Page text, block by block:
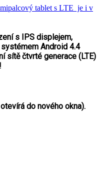
s IPS displejem,
Android 4.4
sítě čtvrté generace (LTE)
do nového okna).